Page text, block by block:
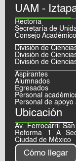
UAM -
Rectoría
Secretaría de
Consejo Académico
División de
División de
División de
Aspirantes
Alumnados
Egresados
Personal
Personal de apoyo
Ubicación
Av. Ferrocarril
Reforma 1 A
Ciudad de México
Cómo llegar